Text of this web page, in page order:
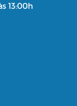
13:00h